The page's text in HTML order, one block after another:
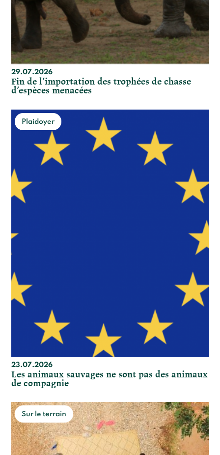
29.07.2026
Fin de l’importation des trophées de chasse
d’espèces menacées
Plaidoyer
23.07.2026
Les animaux sauvages ne sont pas des animaux
de compagnie
Sur le terrain